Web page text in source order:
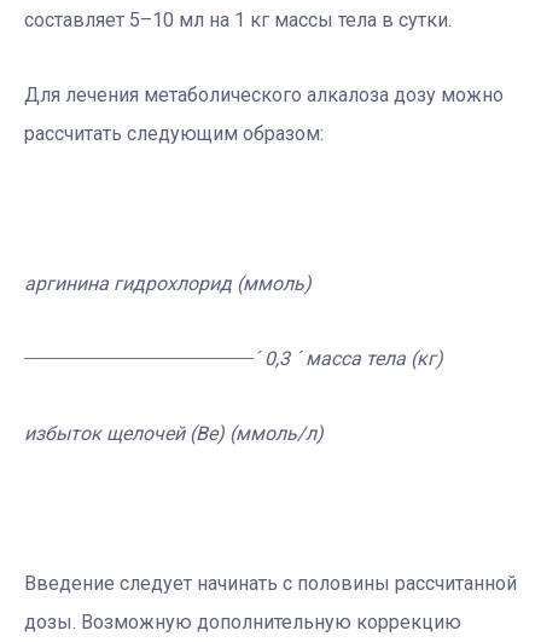
составляет 5–10 мл на 1 кг массы тела в сутки.
Для лечения метаболического алкалоза дозу можно
рассчитать следующим образом:
аргинина гидрохлорид (ммоль)
´ 0,3 ´ масса тела (кг)
избыток щелочей (Ве) (ммоль/л)
Введение следует начинать с половины рассчитанной
дозы. Возможную дополнительную коррекцию